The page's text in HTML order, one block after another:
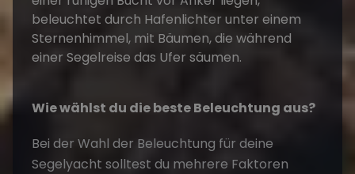
Wie wählst du die beste Beleuchtung aus?
Bei der Wahl der Beleuchtung für deine
Segelyacht solltest du mehrere Faktoren